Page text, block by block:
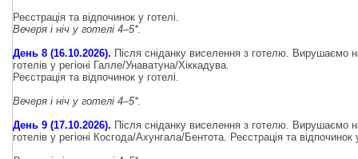
Реєстрація та відпочинок у готелі.
Вечеря і ніч у готелі 4–5*.
День 8 (16.10.2026). Після сніданку виселення з готелю. Вирушаємо
готелів у регіоні Галле/Унаватуна/Хіккадува.
Реєстрація та відпочинок у готелі.
Вечеря і ніч у готелі 4–5*.
День 9 (17.10.2026). Після сніданку виселення з готелю. Вирушаємо
готелів у регіоні Косгода/Ахунгала/Бентота. Реєстрація та відпочинок